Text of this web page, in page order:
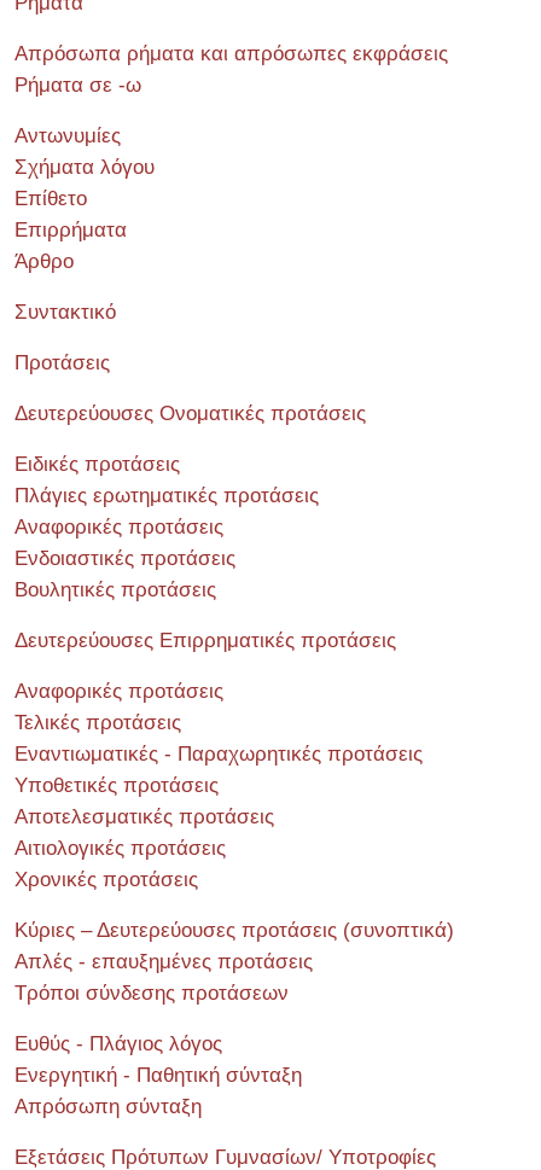
Απρόσωπα ρήματα και απρόσωπες εκφράσεις
Ρήματα σε -ω
Αντωνυμίες
Σχήματα λόγου
Επίθετο
Επιρρήματα
Άρθρο
Συντακτικό
Προτάσεις
Δευτερεύουσες Ονοματικές προτάσεις
Ειδικές προτάσεις
Πλάγιες ερωτηματικές προτάσεις
Αναφορικές προτάσεις
Ενδοιαστικές προτάσεις
Βουλητικές προτάσεις
Δευτερεύουσες Επιρρηματικές προτάσεις
Αναφορικές προτάσεις
Τελικές προτάσεις
Εναντιωματικές - Παραχωρητικές προτάσεις
Υποθετικές προτάσεις
Αποτελεσματικές προτάσεις
Αιτιολογικές προτάσεις
Χρονικές προτάσεις
Κύριες – Δευτερεύουσες προτάσεις (συνοπτικά)
Απλές - επαυξημένες προτάσεις
Τρόποι σύνδεσης προτάσεων
Ευθύς - Πλάγιος λόγος
Ενεργητική - Παθητική σύνταξη
Απρόσωπη σύνταξη
Εξετάσεις Πρότυπων Γυμνασίων/ Υποτροφίες